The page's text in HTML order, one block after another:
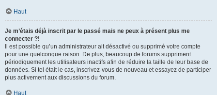
Haut
Je m’étais déjà inscrit par le passé mais ne peux à présent plus me
connecter ?!
Il est possible qu’un administrateur ait désactivé ou supprimé votre compte
pour une quelconque raison. De plus, beaucoup de forums suppriment
périodiquement les utilisateurs inactifs afin de réduire la taille de leur base de
données. Si tel était le cas, inscrivez-vous de nouveau et essayez de participer
plus activement aux discussions du forum.
Haut